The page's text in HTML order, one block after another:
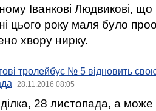
Іванкові Людвикові,
цього року маля було
хвору нирку.
тролейбус № 5 відновить
28.11.2016 08:05
28 листопада, а може